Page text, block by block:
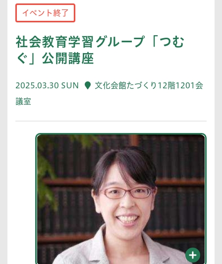
イベント終了
社会教育学習グループ「つむ
ぐ」公開講座
2025.03.30 SUN
文化会館たづくり12階1201会
議室